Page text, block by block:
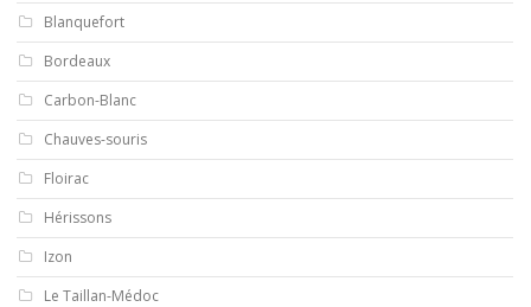
Blanquefort
Bordeaux
Carbon-Blanc
Chauves-souris
Floirac
Hérissons
Izon
Le Taillan-Médoc